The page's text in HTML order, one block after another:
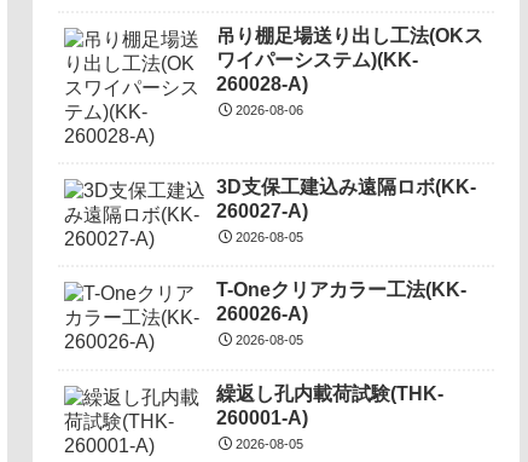
吊り棚足場送り出し工法(OKス
ワイパーシステム)(KK-
260028-A)
2026-08-06
3D支保工建込み遠隔ロボ(KK-
260027-A)
2026-08-05
T-Oneクリアカラー工法(KK-
260026-A)
2026-08-05
繰返し孔内載荷試験(THK-
260001-A)
2026-08-05